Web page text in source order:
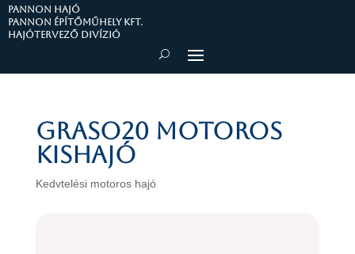
PANNON HAJÓ
Pannon Építőműhely Kft.
Hajótervező divízió
Graso20 motoros
kishajó
Kedvtelési motoros hajó